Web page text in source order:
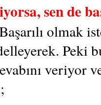
sen de
olmak
Peki
veriyor